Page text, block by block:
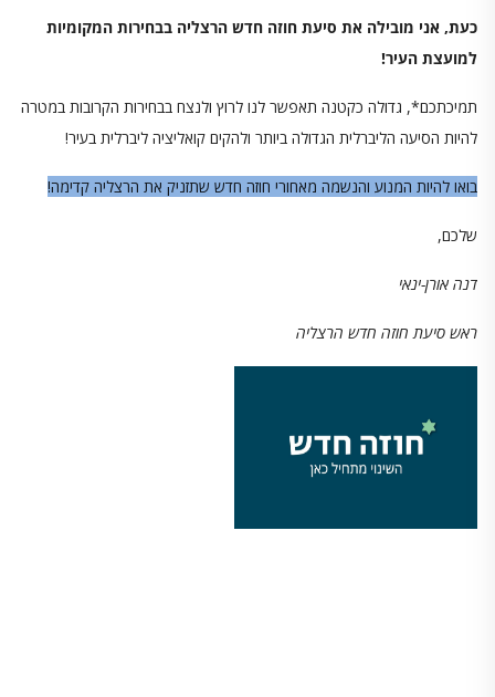
כעת, אני מובילה את סיעת חוזה חדש הרצליה בבחירות המקומיות
למועצת העיר!
תמיכתכם*, גדולה כקטנה תאפשר לנו לרוץ ולנצח בבחירות הקרובות במטרה
להיות הסיעה הליברלית הגדולה ביותר ולהקים קואליציה ליברלית בעיר!
בואו להיות המנוע והנשמה מאחורי חוזה חדש שתזניק את הרצליה קדימה!
שלכם,
דנה אורן-ינאי
ראש סיעת חוזה חדש הרצליה